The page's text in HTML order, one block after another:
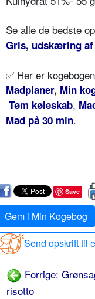
Se alle de bedste
Gris, udskæring af
✅ Her er
Madplaner, Min
Tøm køleskab,
Mad på 30 min.
Save
Gem i Min Kogebog
Send opskrift til
Forrige:
risotto